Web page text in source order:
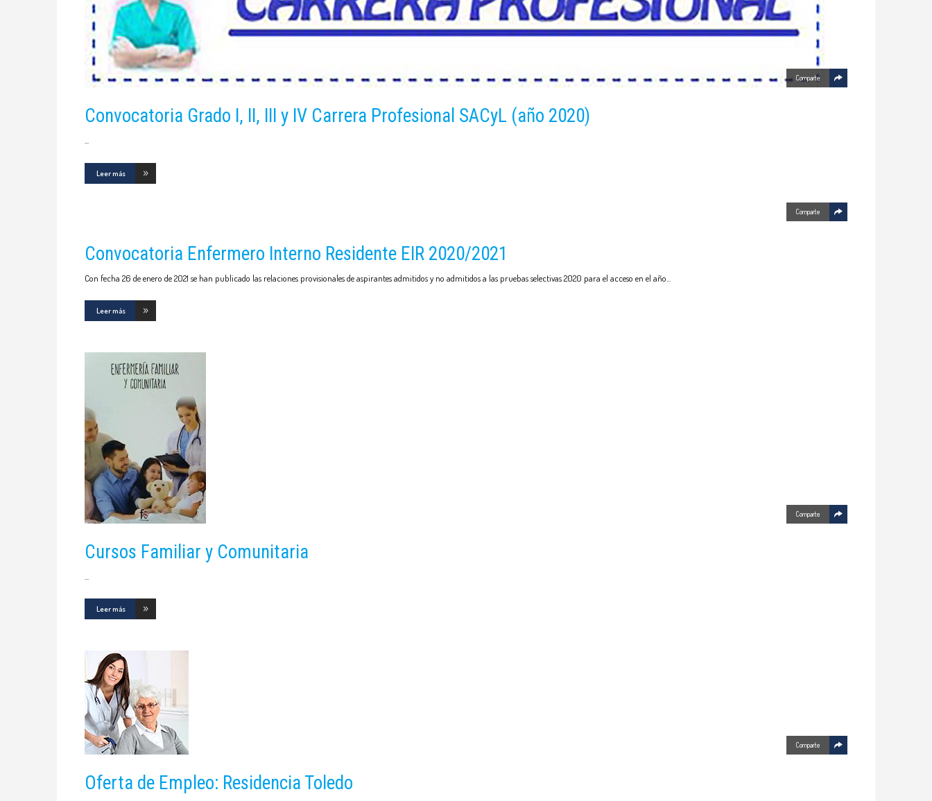
Comparte
Convocatoria Grado I, II, III y IV Carrera Profesional SACyL (año 2020)
Leer más
Comparte
Convocatoria Enfermero Interno Residente EIR 2020/2021
Con fecha 26 de enero de 2021 se han publicado las relaciones provisionales de aspirantes admitidos y no admitidos a las pruebas selectivas 2020 para el acceso en el año
Leer más
Comparte
Cursos Familiar y Comunitaria
Leer más
Comparte
Oferta de Empleo: Residencia Toledo